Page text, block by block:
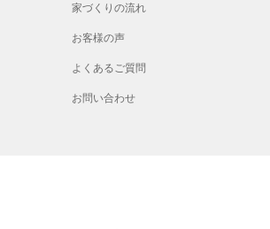
家づくりの流れ
お客様の声
よくあるご質問
お問い合わせ